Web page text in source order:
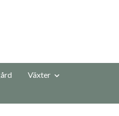
Växter